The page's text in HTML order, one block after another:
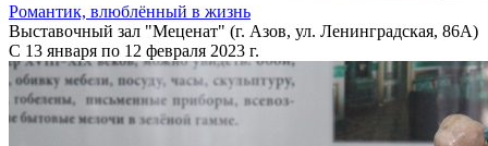
Романтик, влюблённый в жизнь
Выставочный зал "Меценат" (г. Азов, ул. Ленинградская, 86А)
С 13 января по 12 февраля 2023 г.